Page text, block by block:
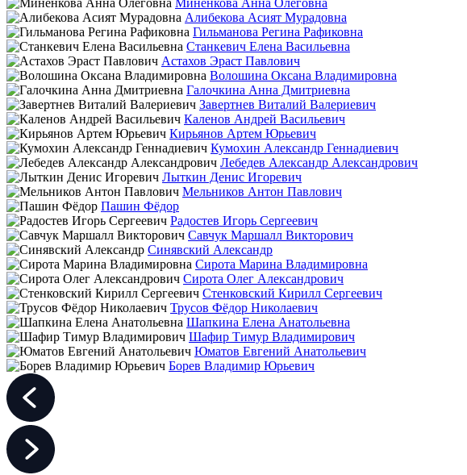
Алибекова Асият Мурадовна
Гильманова Регина Рафиковна
Станкевич Елена Васильевна
Астахов Эраст Павлович
Волошина Оксана Владимировна
Галочкина Анна Дмитриевна
Завертнев Виталий Валериевич
Каленов Андрей Васильевич
Кирьянов Артем Юрьевич
Кумохин Александр Геннадиевич
Лебедев Александр Александрович
Лыткин Денис Игоревич
Мельников Антон Павлович
Пашин Фёдор
Радостев Игорь Сергеевич
Савчук Маршалл Викторович
Синявский Александр
Сирота Марина Владимировна
Сирота Олег Александрович
Стенковский Кирилл Сергеевич
Трусов Фёдор Николаевич
Шапкина Елена Анатольевна
Шафир Тимур Владимирович
Юматов Евгений Анатольевич
Борев Владимир Юрьевич